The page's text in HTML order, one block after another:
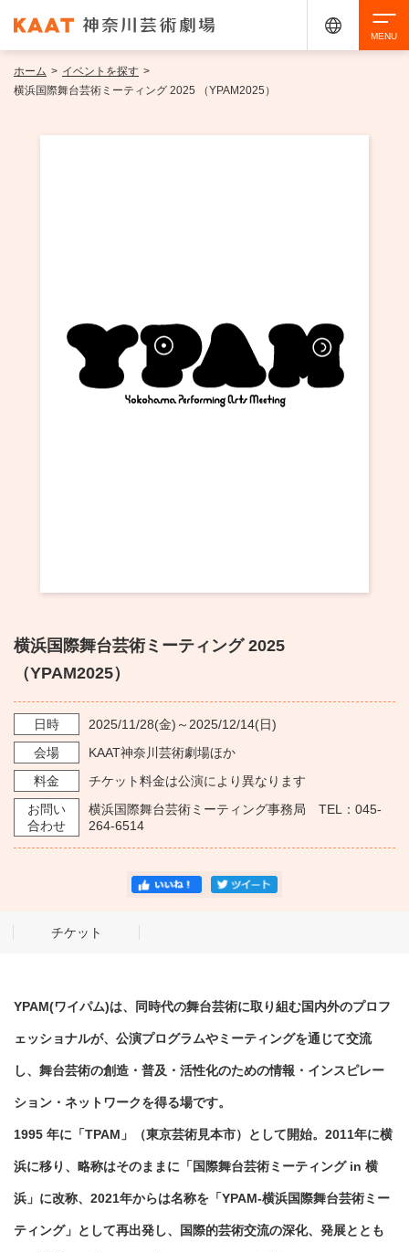
・ イベントカレンダー
・ 館内サービス・アクセシビリティ
施設を借りる
・ レストラン/カフェ
ホーム > イベントを探す >
横浜国際舞台芸術ミーティング 2025 （YPAM2025）
横浜国際舞台芸術ミーティング 2025
（YPAM2025）
日時 2025/11/28(金)～ 2025/12/14(日)
会場
KAAT神奈川芸術劇場ほか
料金
チケット料金は公演により異なります
お問い
合わせ
横浜国際舞台芸術ミーティング事務局 TEL：045-
264-6514
チケット
YPAM(ワイパム)は、同時代の舞台芸術に取り組む国内外のプロフ
ェッショナルが、公演プログラムやミーティングを通じて交流
し、舞台芸術の創造・普及・活性化のための情報・インスピレー
ション・ネットワークを得る場です。
1995 年に「TPAM」（東京芸術見本市）として開始。2011年に横
浜に移り、略称はそのままに「国際舞台芸術ミーティング in 横
浜」に改称、2021年からは名称を「YPAM-横浜国際舞台芸術ミー
ティング」として再出発し、国際的芸術交流の深化、発展ととも